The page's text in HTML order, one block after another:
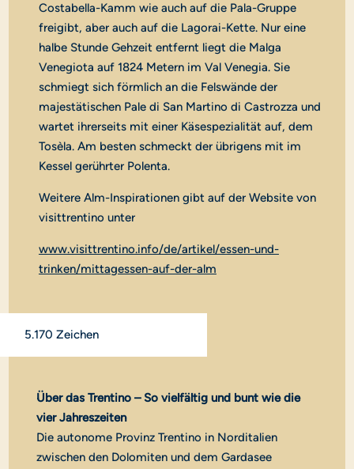
Costabella-Kamm wie auch auf die Pala-Gruppe
freigibt, aber auch auf die Lagorai-Kette. Nur eine
halbe Stunde Gehzeit entfernt liegt die Malga
Venegiota auf 1824 Metern im Val Venegia. Sie
schmiegt sich förmlich an die Felswände der
majestätischen Pale di San Martino di Castrozza und
wartet ihrerseits mit einer Käsespezialität auf, dem
Tosèla. Am besten schmeckt der übrigens mit im
Kessel gerührter Polenta.
Weitere Alm-Inspirationen gibt auf der Website von
visittrentino unter
www.visittrentino.info/de/artikel/essen-und-
trinken/mittagessen-auf-der-alm
5.170 Zeichen
Über das Trentino – So vielfältig und bunt wie die
vier Jahreszeiten
Die autonome Provinz Trentino in Norditalien
zwischen den Dolomiten und dem Gardasee